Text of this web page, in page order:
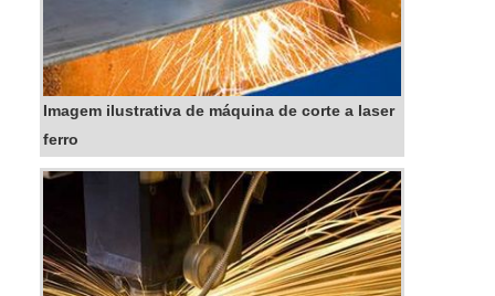
Imagem ilustrativa de máquina de corte a laser
ferro